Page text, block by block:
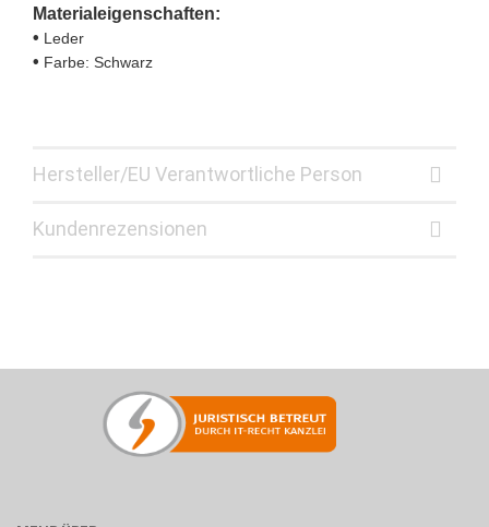
Materialeigenschaften:
• Leder
• Farbe: Schwarz
Hersteller/EU Verantwortliche Person
Kundenrezensionen